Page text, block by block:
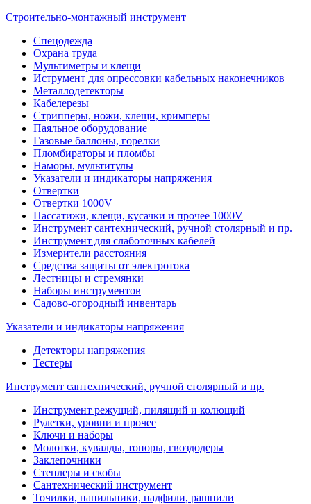
Строительно-монтажный инструмент
Спецодежда
Охрана труда
Мультиметры и клещи
Иструмент для опрессовки кабельных наконечников
Металлодетекторы
Кабелерезы
Стрипперы, ножи, клещи, кримперы
Паяльное оборудование
Газовые баллоны, горелки
Пломбираторы и пломбы
Наморы, мультитулы
Указатели и индикаторы напряжения
Отвертки
Отвертки 1000V
Пассатижи, клещи, кусачки и прочее 1000V
Инструмент сантехнический, ручной столярный и пр.
Инструмент для слаботочных кабелей
Измерители расстояния
Средства защиты от электротока
Лестницы и стремянки
Наборы инструментов
Садово-огородный инвентарь
Указатели и индикаторы напряжения
Детекторы напряжения
Тестеры
Инструмент сантехнический, ручной столярный и пр.
Инструмент режущий, пилящий и колющий
Рулетки, уровни и прочее
Ключи и наборы
Молотки, кувалды, топоры, гвоздодеры
Заклепочники
Степлеры и скобы
Сантехнический инструмент
Точилки, напильники, надфили, рашпили